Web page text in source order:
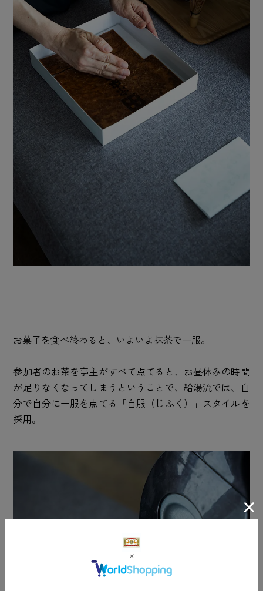
お菓子を食べ終わると、いよいよ抹茶で一服。
参加者のお茶を亭主がすべて点てると、お昼休みの時間
が足りなくなってしまうということで、給湯流では、自
分で自分に一服を点てる「自服（じふく）」スタイルを
採用。